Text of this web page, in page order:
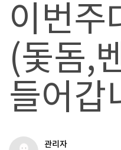
이번주
(돛돔,
들어갑
관리자